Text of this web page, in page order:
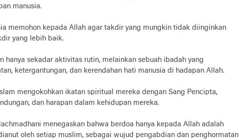
manusia.
memohon kepada Allah agar takdir yang mungkin tidak diinginkan
yang lebih baik.
hanya sekadar aktivitas rutin, melainkan sebuah ibadah yang
ketergantungan, dan kerendahan hati manusia di hadapan Allah.
mengokohkan ikatan spiritual mereka dengan Sang Pencipta,
dan harapan dalam kehidupan mereka.
menegaskan bahwa berdoa hanya kepada Allah adalah
oleh setiap muslim, sebagai wujud pengabdian dan penghormatan